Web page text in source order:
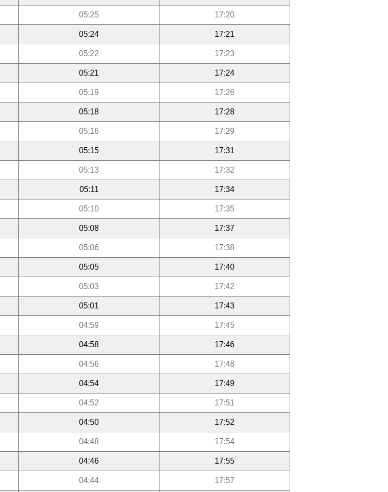
05:25 17:20
05:24 17:21
05:22 17:23
05:21 17:24
05:19 17:26
05:18 17:28
05:16 17:29
05:15 17:31
05:13 17:32
05:11 17:34
05:10 17:35
05:08 17:37
05:06 17:38
05:05 17:40
05:03 17:42
05:01 17:43
04:59 17:45
04:58 17:46
04:56 17:48
04:54 17:49
04:52 17:51
04:50 17:52
04:48 17:54
04:46 17:55
04:44 17:57